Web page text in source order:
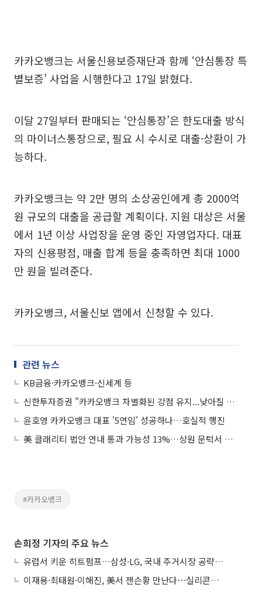
카카오뱅크는 서울신용보증재단과 함께 ‘안심통장 특
별보증’ 사업을 시행한다고 17일 밝혔다.
이달 27일부터 판매되는 ‘안심통장’은 한도대출 방식
의 마이너스통장으로, 필요 시 수시로 대출·상환이 가
능하다.
카카오뱅크는 약 2만 명의 소상공인에게 총 2000억
원 규모의 대출을 공급할 계획이다. 지원 대상은 서울
에서 1년 이상 사업장을 운영 중인 자영업자다. 대표
자의 신용평점, 매출 합계 등을 충족하면 최대 1000
만 원을 빌려준다.
카카오뱅크, 서울신보 앱에서 신청할 수 있다.
관련 뉴스
KB금융·카카오뱅크·신세계 등
신한투자증권 "카카오뱅크 차별화된 강점 유지...낮아질 예대율 극복이 관건"
윤호영 카카오뱅크 대표 '5연임' 성공하나…호실적 행진
美 클래리티 법안 연내 통과 가능성 13%…상원 문턱서 제동
#카카오뱅크
손희정 기자의 주요 뉴스
유럽서 키운 히트펌프…삼성·LG, 국내 주거시장 공략 ‘속도’
이재용·최태원·이해진, 美서 젠슨황 만난다⋯실리콘밸리 집결하는 AI리더